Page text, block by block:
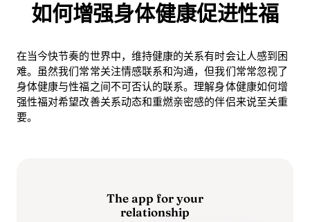
如何增强身体健康促进性福
在当今快节奏的世界中，维持健康的关系有时会让人感到困
难。虽然我们常常关注情感联系和沟通，但我们常常忽视了
身体健康与性福之间不可否认的联系。理解身体健康如何增
强性福对希望改善关系动态和重燃亲密感的伴侣来说至关重
要。
The app for your
relationship